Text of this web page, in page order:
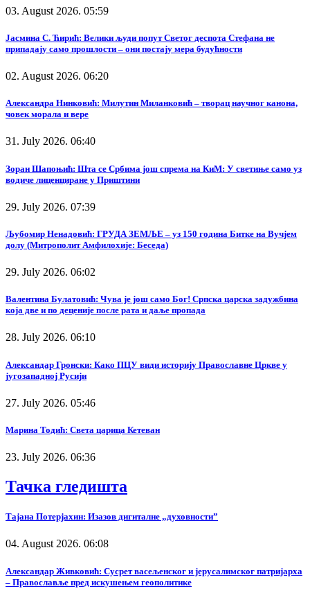
03. August 2026. 05:59
Јасмина С. Ћирић: Велики људи попут Светог деспота Стефана не
припадају само прошлости – они постају мера будућности
02. August 2026. 06:20
Александра Нинковић: Милутин Миланковић – творац научног канона,
човек морала и вере
31. July 2026. 06:40
Зоран Шапоњић: Шта се Србима још спрема на КиМ: У светиње само уз
водиче лиценциране у Приштини
29. July 2026. 07:39
Љубомир Ненадовић: ГРУДА ЗЕМЉЕ – уз 150 година Битке на Вучјем
долу (Митрополит Амфилохије: Беседа)
29. July 2026. 06:02
Валентина Булатовић: Чува је још само Бог! Српска царска задужбина
која две и по деценије после рата и даље пропада
28. July 2026. 06:10
Александар Гронски: Како ПЦУ види историју Православне Цркве у
југозападној Русији
27. July 2026. 05:46
Марина Тодић: Света царица Кетеван
23. July 2026. 06:36
Тачка гледишта
Тајана Потерјахин: Изазов дигиталне „духовности”
04. August 2026. 06:08
Александар Живковић: Сусрет васељенског и јерусалимског патријарха
– Православље пред искушењем геополитике